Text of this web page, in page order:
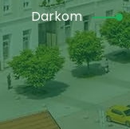
Darkom